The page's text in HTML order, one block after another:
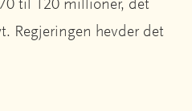
til 120 millioner, det
Regjeringen hevder det